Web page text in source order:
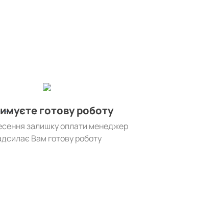
готову роботу
залишку оплати менеджер
Вам готову роботу